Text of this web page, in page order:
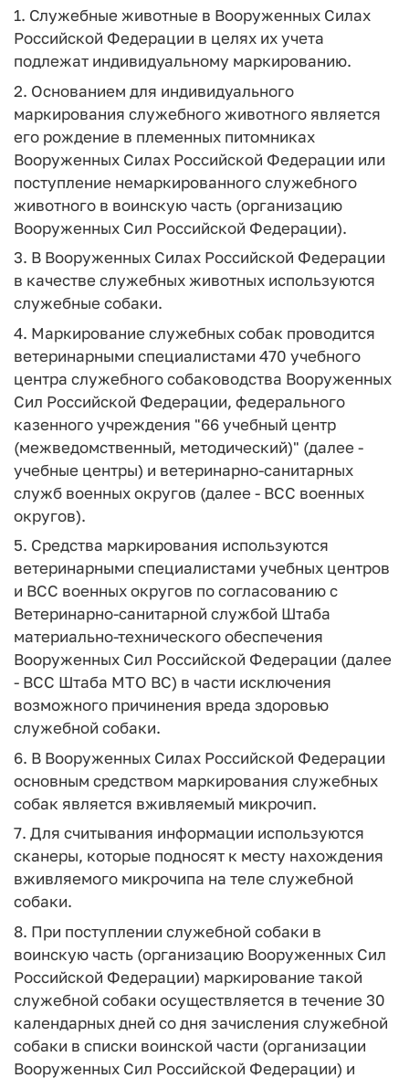
1. Служебные животные в Вооруженных Силах
Российской Федерации в целях их учета
подлежат индивидуальному маркированию.
2. Основанием для индивидуального
маркирования служебного животного является
его рождение в племенных питомниках
Вооруженных Силах Российской Федерации или
поступление немаркированного служебного
животного в воинскую часть (организацию
Вооруженных Сил Российской Федерации).
3. В Вооруженных Силах Российской Федерации
в качестве служебных животных используются
служебные собаки.
4. Маркирование служебных собак проводится
ветеринарными специалистами 470 учебного
центра служебного собаководства Вооруженных
Сил Российской Федерации, федерального
казенного учреждения "66 учебный центр
(межведомственный, методический)" (далее -
учебные центры) и ветеринарно-санитарных
служб военных округов (далее - ВСС военных
округов).
5. Средства маркирования используются
ветеринарными специалистами учебных центров
и ВСС военных округов по согласованию с
Ветеринарно-санитарной службой Штаба
материально-технического обеспечения
Вооруженных Сил Российской Федерации (далее
- ВСС Штаба МТО ВС) в части исключения
возможного причинения вреда здоровью
служебной собаки.
6. В Вооруженных Силах Российской Федерации
основным средством маркирования служебных
собак является вживляемый микрочип.
7. Для считывания информации используются
сканеры, которые подносят к месту нахождения
вживляемого микрочипа на теле служебной
собаки.
8. При поступлении служебной собаки в
воинскую часть (организацию Вооруженных Сил
Российской Федерации) маркирование такой
служебной собаки осуществляется в течение 30
календарных дней со дня зачисления служебной
собаки в списки воинской части (организации
Вооруженных Сил Российской Федерации) и